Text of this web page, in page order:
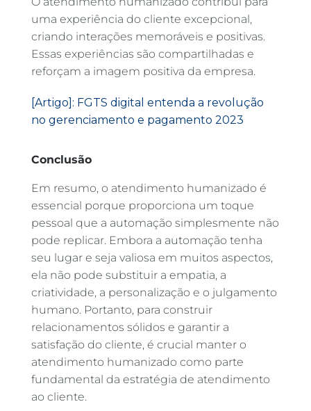
uma experiência do cliente excepcional,
criando interações memoráveis e positivas.
Essas experiências são compartilhadas e
reforçam a imagem positiva da empresa.
[Artigo]: FGTS digital entenda a revolução
no gerenciamento e pagamento 2023
Conclusão
Em resumo, o atendimento humanizado é
essencial porque proporciona um toque
pessoal que a automação simplesmente não
pode replicar. Embora a automação tenha
seu lugar e seja valiosa em muitos aspectos,
ela não pode substituir a empatia, a
criatividade, a personalização e o julgamento
humano. Portanto, para construir
relacionamentos sólidos e garantir a
satisfação do cliente, é crucial manter o
atendimento humanizado como parte
fundamental da estratégia de atendimento
ao cliente.